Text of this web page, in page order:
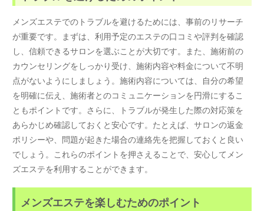
メンズエステでのトラブルを避けるためには、事前のリサーチ
が重要です。まずは、利用予定のエステの口コミや評判を確認
し、信頼できるサロンを選ぶことが大切です。また、施術前の
カウンセリングをしっかり受け、施術内容や料金について不明
点がないようにしましょう。施術内容については、自分の希望
を明確に伝え、施術者とのコミュニケーションを円滑にするこ
ともポイントです。さらに、トラブルが発生した際の対応策を
あらかじめ確認しておくと安心です。たとえば、サロンの返金
ポリシーや、問題が起きた場合の連絡先を把握しておくと良い
でしょう。これらのポイントを押さえることで、安心してメン
ズエステを利用することができます。
メンズエステを楽しむためのポイント